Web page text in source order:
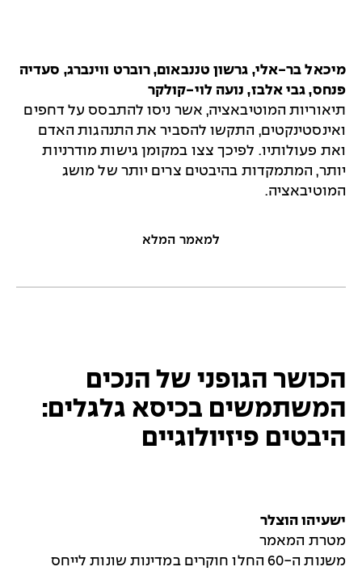
מיכאל בר-אלי, גרשון טננבאום, רוברט ווינברג, סעדיה
פנחס, גבי אלבז, נועה לוי-קולקר
תיאוריות המוטיבאציה, אשר ניסו להתבסס על דחפים
ואינסטינקטים, התקשו להסביר את התנהגות האדם
ואת פעולותיו. לפיכך צצו במקומן גישות מודרניות
יותר, המתמקדות בהיבטים צרים יותר של מושג
המוטיבאציה.
למאמר המלא
הכושר הגופני של הנכים
המשתמשים בכיסא גלגלים:
היבטים פיזיולוגיים
ישעיהו הוצלר
מטרת המאמר
משנות ה-60 החלו חוקרים במדינות שונות לייחס